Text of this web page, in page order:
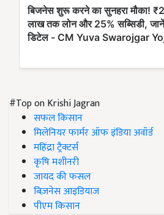
#Top on Krishi Jagran
सफल किसान
मिलेनियर फार्मर ऑफ इंडिया अवॉर्ड
महिंद्रा ट्रैक्टर्स
कृषि मशीनरी
जायद की फसल
बिज़नेस आइडियाज
पीएम किसान